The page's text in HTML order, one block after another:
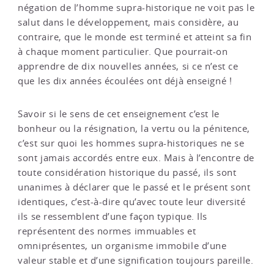
négation de l’homme supra-historique ne voit pas le
salut dans le développement, mais considère, au
contraire, que le monde est terminé et atteint sa fin
à chaque moment particulier. Que pourrait-on
apprendre de dix nouvelles années, si ce n’est ce
que les dix années écoulées ont déjà enseigné !
Savoir si le sens de cet enseignement c’est le
bonheur ou la résignation, la vertu ou la pénitence,
c’est sur quoi les hommes supra-historiques ne se
sont jamais accordés entre eux. Mais à l’encontre de
toute considération historique du passé, ils sont
unanimes à déclarer que le passé et le présent sont
identiques, c’est-à-dire qu’avec toute leur diversité
ils se ressemblent d’une façon typique. Ils
représentent des normes immuables et
omniprésentes, un organisme immobile d’une
valeur stable et d’une signification toujours pareille.